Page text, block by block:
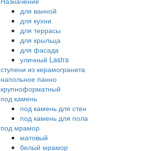
для ванной
для кухни
для террасы
для крыльца
для фасада
уличный Lastra
ступени из керамогранита
напольное панно
крупноформатный
под камень
под камень для стен
под камень для пола
под мрамор
матовый
белый мрамор